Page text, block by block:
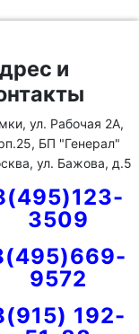
и
ул. Рабочая 2А,
БП "Генерал"
ул. Бажова, д.5
3509
9572
192-